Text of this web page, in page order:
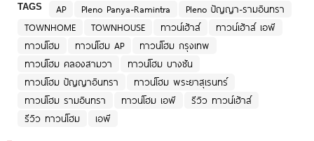
TAGS AP Pleno Panya-Ramintra
Pleno ปัญญา-รามอินทรา
TOWNHOME
TOWNHOUSE ทาวน์เฮ้าส์
ทาวน์เฮ้าส์ เอพี
ทาวน์โฮม
ทาวน์โฮม AP
ทาวน์โฮม กรุงเทพ
ทาวน์โฮม คลองสามวา
ทาวน์โฮม บางชัน
ทาวน์โฮม ปัญญาอินทรา
ทาวน์โฮม พระยาสุเรนทร์
ทาวน์โฮม รามอินทรา
ทาวน์โฮม เอพี
รีวิว ทาวน์เฮ้าส์
รีวิว ทาวน์โฮม
เอพี